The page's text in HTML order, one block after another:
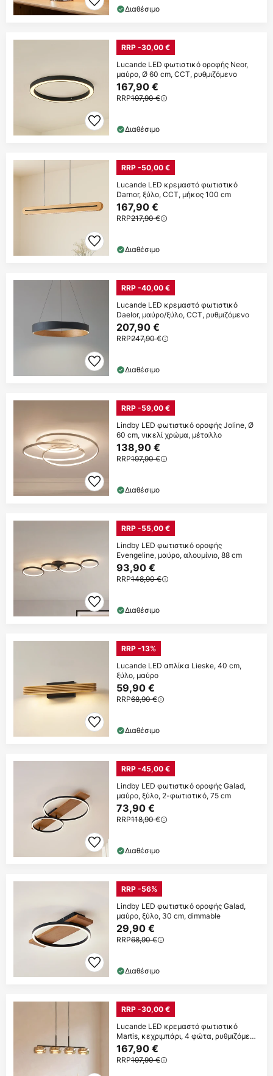
Διαθέσιμο
RRP -30,00 €
Lucande LED φωτιστικό οροφής Neor,
μαύρο, Ø 60 cm, CCT, ρυθμιζόμενο
167,90 €
RRP197,90 €
Διαθέσιμο
RRP -50,00 €
Lucande LED κρεμαστό φωτιστικό
Darnor, ξύλο, CCT, μήκος 100 cm
167,90 €
RRP217,90 €
Διαθέσιμο
RRP -40,00 €
Lucande LED κρεμαστό φωτιστικό
Daelor, μαύρο/ξύλο, CCT, ρυθμιζόμενο
207,90 €
RRP247,90 €
Διαθέσιμο
RRP -59,00 €
Lindby LED φωτιστικό οροφής Joline, Ø
60 cm, νικελί χρώμα, μέταλλο
138,90 €
RRP197,90 €
Διαθέσιμο
RRP -55,00 €
Lindby LED φωτιστικό οροφής
Evengeline, μαύρο, αλουμίνιο, 88 cm
93,90 €
RRP148,90 €
Διαθέσιμο
RRP -13%
Lucande LED απλίκα Lieske, 40 cm,
ξύλο, μαύρο
59,90 €
RRP68,90 €
Διαθέσιμο
RRP -45,00 €
Lindby LED φωτιστικό οροφής Galad,
μαύρο, ξύλο, 2-φωτιστικό, 75 cm
73,90 €
RRP118,90 €
Διαθέσιμο
RRP -56%
Lindby LED φωτιστικό οροφής Galad,
μαύρο, ξύλο, 30 cm, dimmable
29,90 €
RRP68,90 €
Διαθέσιμο
RRP -30,00 €
Lucande LED κρεμαστό φωτιστικό
Martis, κεχριμπάρι, 4 φώτα, ρυθμιζόμενη
ένταση
167,90 €
RRP197,90 €